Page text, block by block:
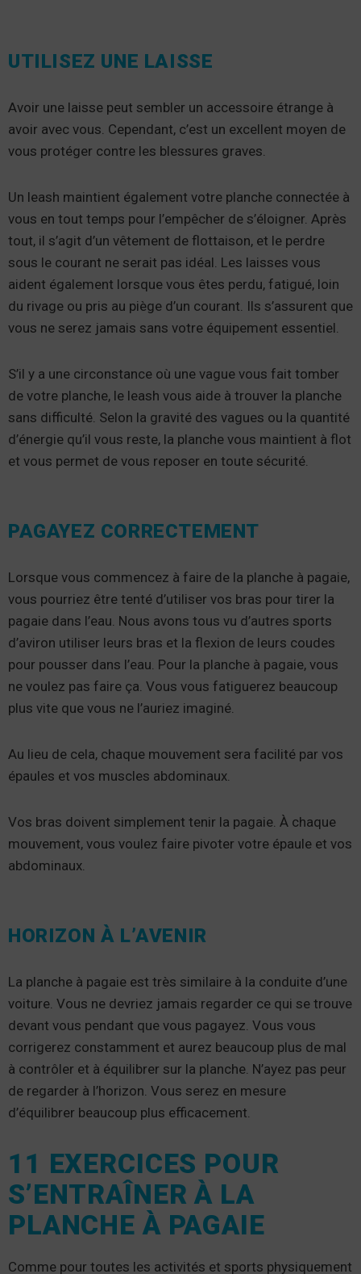
UTILISEZ UNE LAISSE
Avoir une laisse peut sembler un accessoire étrange à
avoir avec vous. Cependant, c’est un excellent moyen de
vous protéger contre les blessures graves.
Un leash maintient également votre planche connectée à
vous en tout temps pour l’empêcher de s’éloigner. Après
tout, il s’agit d’un vêtement de flottaison, et le perdre
sous le courant ne serait pas idéal. Les laisses vous
aident également lorsque vous êtes perdu, fatigué, loin
du rivage ou pris au piège d’un courant. Ils s’assurent que
vous ne serez jamais sans votre équipement essentiel.
S’il y a une circonstance où une vague vous fait tomber
de votre planche, le leash vous aide à trouver la planche
sans difficulté. Selon la gravité des vagues ou la quantité
d’énergie qu’il vous reste, la planche vous maintient à flot
et vous permet de vous reposer en toute sécurité.
PAGAYEZ CORRECTEMENT
Lorsque vous commencez à faire de la planche à pagaie,
vous pourriez être tenté d’utiliser vos bras pour tirer la
pagaie dans l’eau. Nous avons tous vu d’autres sports
d’aviron utiliser leurs bras et la flexion de leurs coudes
pour pousser dans l’eau. Pour la planche à pagaie, vous
ne voulez pas faire ça. Vous vous fatiguerez beaucoup
plus vite que vous ne l’auriez imaginé.
Au lieu de cela, chaque mouvement sera facilité par vos
épaules et vos muscles abdominaux.
Vos bras doivent simplement tenir la pagaie. À chaque
mouvement, vous voulez faire pivoter votre épaule et vos
abdominaux.
HORIZON À L’AVENIR
La planche à pagaie est très similaire à la conduite d’une
voiture. Vous ne devriez jamais regarder ce qui se trouve
devant vous pendant que vous pagayez. Vous vous
corrigerez constamment et aurez beaucoup plus de mal
à contrôler et à équilibrer sur la planche. N’ayez pas peur
de regarder à l’horizon. Vous serez en mesure
d’équilibrer beaucoup plus efficacement.
11 EXERCICES POUR
S’ENTRAÎNER À LA
PLANCHE À PAGAIE
Comme pour toutes les activités et sports physiquement